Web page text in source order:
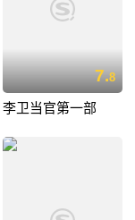
7.8
李卫当官第一部